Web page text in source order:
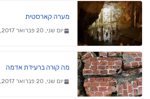
מערה קארסטית
יום שני, 20 פברואר 2017, 10:27
מה קורה ברעידת אדמה
יום שני, 20 פברואר 2017, 10:26